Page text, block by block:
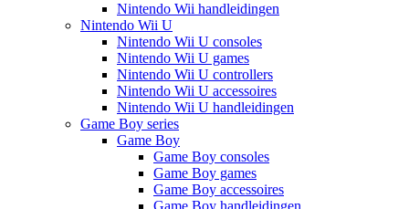
Nintendo Wii handleidingen
Nintendo Wii U
Nintendo Wii U consoles
Nintendo Wii U games
Nintendo Wii U controllers
Nintendo Wii U accessoires
Nintendo Wii U handleidingen
Game Boy series
Game Boy
Game Boy consoles
Game Boy games
Game Boy accessoires
Game Boy handleidingen